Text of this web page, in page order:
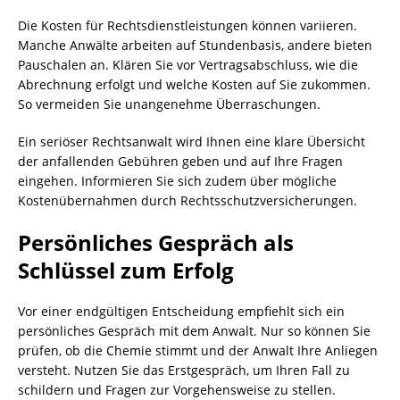
Die Kosten für Rechtsdienstleistungen können variieren.
Manche Anwälte arbeiten auf Stundenbasis, andere bieten
Pauschalen an. Klären Sie vor Vertragsabschluss, wie die
Abrechnung erfolgt und welche Kosten auf Sie zukommen.
So vermeiden Sie unangenehme Überraschungen.
Ein seriöser Rechtsanwalt wird Ihnen eine klare Übersicht
der anfallenden Gebühren geben und auf Ihre Fragen
eingehen. Informieren Sie sich zudem über mögliche
Kostenübernahmen durch Rechtsschutzversicherungen.
Persönliches Gespräch als
Schlüssel zum Erfolg
Vor einer endgültigen Entscheidung empfiehlt sich ein
persönliches Gespräch mit dem Anwalt. Nur so können Sie
prüfen, ob die Chemie stimmt und der Anwalt Ihre Anliegen
versteht. Nutzen Sie das Erstgespräch, um Ihren Fall zu
schildern und Fragen zur Vorgehensweise zu stellen.